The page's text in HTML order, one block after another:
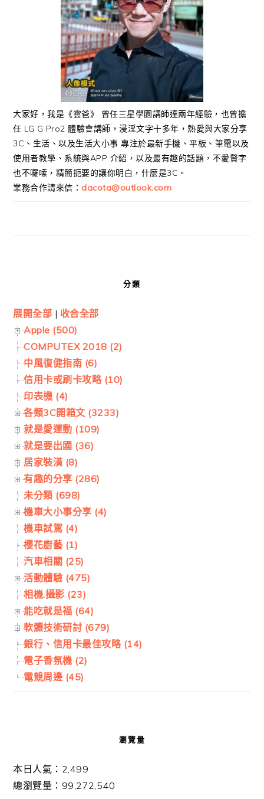
大家好，我是《雲爸》 曾任三星學園講師達兩年經驗，也曾擔
任 LG G Pro2 體驗會講師，浸淫文字十多年，熱愛與大家分享
3C、生活、以及生活大小事 專注於最新手機、平板、筆電以及
使用者教學、系統與APP 介紹，以及最有趣的話題，不愛贅字
也不囉嗦，精簡扼要的讓你明白，什麼是3C。
業務合作請來信： dacota@outlook.com
分類
展開全部 | 收合全部
Apple (500)
COMPUTEX 2018 (2)
中風復健指南 (6)
信用卡或刷卡攻略 (10)
印表機 (4)
各類3C開箱文 (3233)
就是愛運動 (109)
就是要出國 (36)
居家裝潢 (8)
有趣的分享 (286)
未分類 (698)
機車大小事分享 (4)
機車試駕 (4)
櫻花廚藝 (1)
汽車相關 (25)
活動體驗 (475)
相機.攝影 (23)
能吃就是福 (64)
軟體技術研討 (679)
銀行、信用卡最佳攻略 (14)
電子香氛機 (2)
電競周邊 (45)
瀏覽量
本日人氣：2,499
總瀏覽量：99,272,540